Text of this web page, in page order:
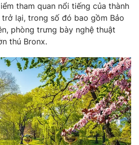
hình thức nếu không có sự chấp
rõ nguồn VTV.vn khi phát hành lại
tham quan nổi tiếng của thành
lại, trong số đó bao gồm Bảo
phòng trưng bày nghệ thuật
thú Bronx.